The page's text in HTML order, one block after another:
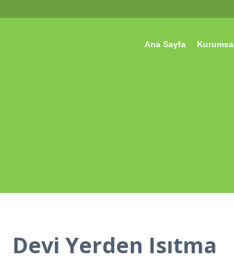
Ana Sayfa Kurumsal
Devi Yerden Isıtma